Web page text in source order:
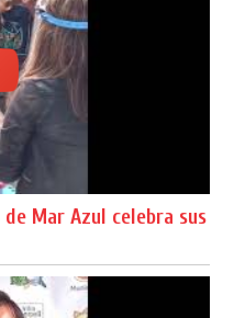
Mar Azul celebra sus